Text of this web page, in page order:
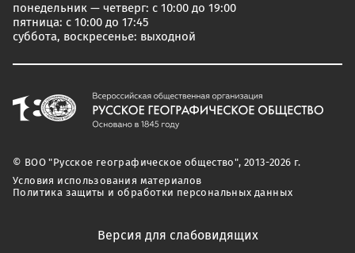
понедельник — четверг: с 10:00 до 19:00
пятница: с 10:00 до 17:45
суббота, воскресенье: выходной
© ВОО "Русское географическое общество", 2013-2026 г.
Условия использования материалов
Политика защиты и обработки персональных данных
Версия для слабовидящих